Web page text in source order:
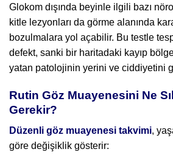
Glokom dışında beyinle ilgili bazı
kitle lezyonları da görme alanında
bozulmalara yol açabilir. Bu testle
defekt, sanki bir haritadaki kayıp
yatan patolojinin yerini ve ciddiyetini
Rutin Göz Muayenesini Ne
Gerekir?
Düzenli göz muayenesi takvimi,
göre değişiklik gösterir: